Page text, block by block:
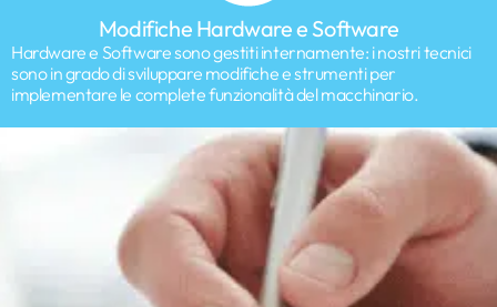
Modifiche Hardware e Software
Hardware e Software sono gestiti internamente: i nostri tecnici
sono in grado di sviluppare modifiche e strumenti per
implementare le complete funzionalità del macchinario.